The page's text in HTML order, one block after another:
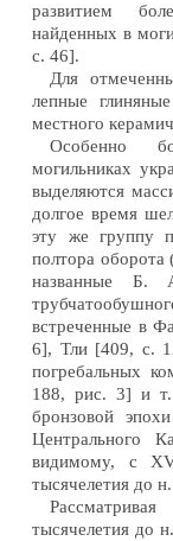
развитием
найденных в
с. 46].
Для
лепные
местного
Особенно
могильниках
выделяются
долгое время
эту же группу
полтора
названные Б.
встреченные в
6], Тли [409, с.
погребальных
188, рис. 3] и
бронзовой
Центрального
видимому, с
тысячелетия до н.
тысячелетия до